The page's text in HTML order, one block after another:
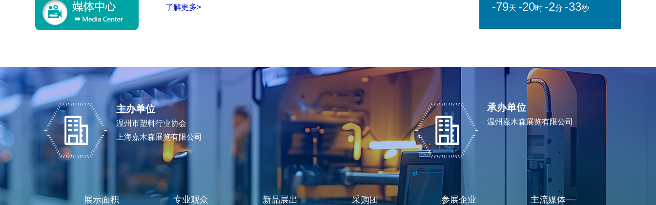
-79天 -20时 -2分 -36秒
了解更多>
主办单位
温州市塑料行业协会
上海嘉木森展览有限公司
承办单位
温州嘉木森展览有限公司
展示面积 专业观众 新品展出 采购团 参展企业 主流媒体